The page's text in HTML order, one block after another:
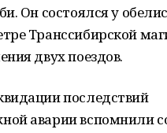
Он состоялся у
Транссибирской
двух поездов.
последствий
аварии вспомнили